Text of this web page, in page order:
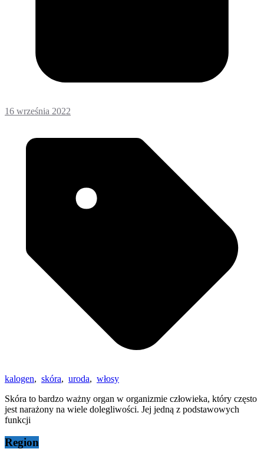
16 września 2022
kalogen, skóra, uroda, włosy
Skóra to bardzo ważny organ w organizmie człowieka, który często
jest narażony na wiele dolegliwości. Jej jedną z podstawowych
funkcji
Region